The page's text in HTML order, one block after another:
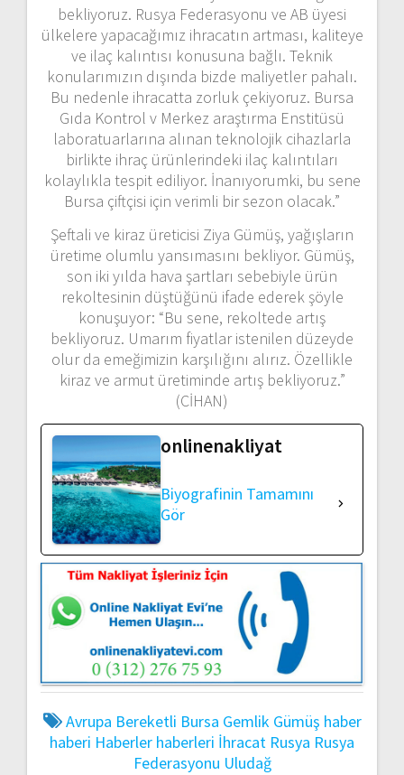
bekliyoruz. Rusya Federasyonu ve AB üyesi
ülkelere yapacağımız ihracatın artması, kaliteye
ve ilaç kalıntısı konusuna bağlı. Teknik
konularımızın dışında bizde maliyetler pahalı.
Bu nedenle ihracatta zorluk çekiyoruz. Bursa
Gıda Kontrol v Merkez araştırma Enstitüsü
laboratuarlarına alınan teknolojik cihazlarla
birlikte ihraç ürünlerindeki ilaç kalıntıları
kolaylıkla tespit ediliyor. İnanıyorumki, bu sene
Bursa çiftçisi için verimli bir sezon olacak.”
Şeftali ve kiraz üreticisi Ziya Gümüş, yağışların
üretime olumlu yansımasını bekliyor. Gümüş,
son iki yılda hava şartları sebebiyle ürün
rekoltesinin düştüğünü ifade ederek şöyle
konuşuyor: “Bu sene, rekoltede artış
bekliyoruz. Umarım fiyatlar istenilen düzeyde
olur da emeğimizin karşılığını alırız. Özellikle
kiraz ve armut üretiminde artış bekliyoruz.”
(CİHAN)
onlinenakliyat
Biyografinin Tamamını
Gör
Avrupa Bereketli Bursa Gemlik Gümüş haber
haberi Haberler haberleri İhracat Rusya Rusya
Federasyonu Uludağ